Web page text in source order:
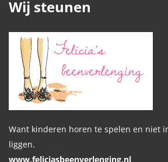
Wij steunen
Want kinderen horen te spelen en niet
liggen.
www.feliciasbeenverlenging.nl